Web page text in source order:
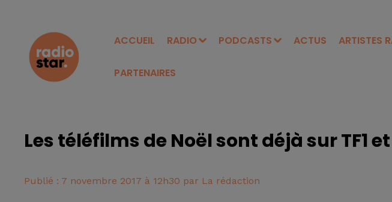
ACCUEIL RADIO PODCASTS ACTUS ARTISTES
PARTENAIRES
Les téléfilms de Noël sont déjà sur TF1
Publié : 7 novembre 2017 à 12h30 par La rédaction